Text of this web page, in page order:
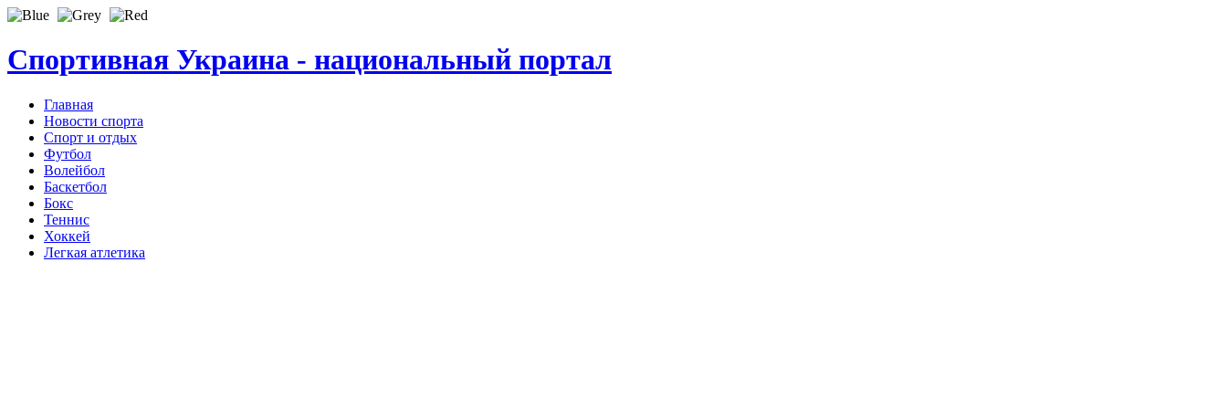
Спортивная Украина - национальный портал
Главная
Новости спорта
Спорт и отдых
Футбол
Волейбол
Баскетбол
Бокс
Теннис
Хоккей
Легкая атлетика